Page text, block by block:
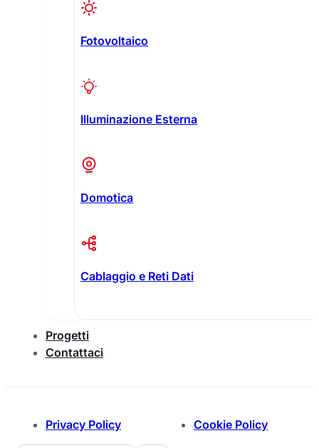
Fotovoltaico
Illuminazione Esterna
Domotica
Cablaggio e Reti Dati
Progetti
Contattaci
Privacy Policy Cookie Policy